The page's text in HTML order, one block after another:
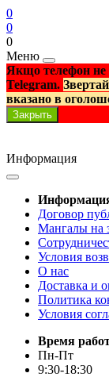
0
0
0
Меню
Якщо телефон не
Telegram.
вказано в
Закрыть
Информация
Договор
Мангалы на
Условия
О нас
Доставка и
Политика
Условия
Время
Пн-Пт
9:30-18:30